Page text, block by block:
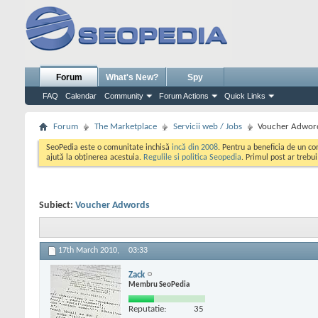
Forum
FAQ Calendar Community Forum Actions Quick Links
What's New? Spy
Forum The Marketplace Servicii web / Jobs Voucher
SeoPedia este o comunitate inchisă incă din 2008. Pentru a beneficia de un
ajută la obținerea acestuia. Regulile si politica Seopedia. Primul post ar
Subiect: Voucher Adwords
17th March 2010, 03:33
Zack
Membru SeoPedia
Reputatie: 35